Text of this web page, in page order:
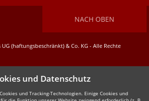
NACH OBEN
(haftungsbeschränkt) & Co. KG - Alle Rechte
und Datenschutz
und Tracking-Technologien. Einige Cookies und